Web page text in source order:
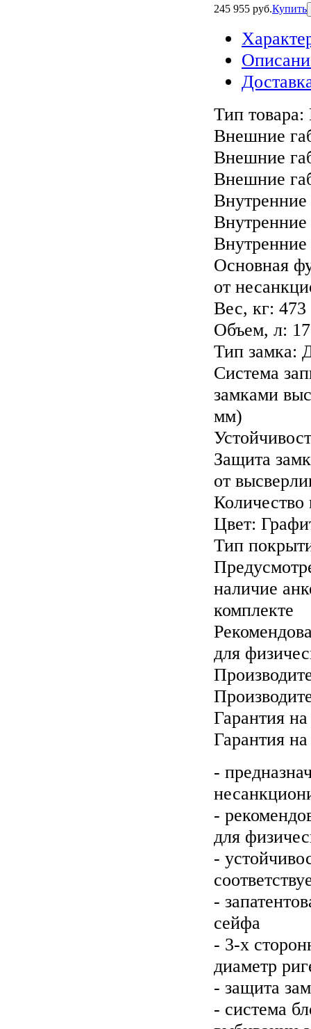
245 955 руб.Купить
Тип товара:
Внешние
Внешние
Внешние
Основная
от
Вес, кг: 473
Объем, л:
Тип замка:
Система
замками
мм)
Защита
от
Цвет:
Тип
наличие
комплекте
для
Гарантия
Гарантия
-
-
для
-
-
сейфа
- 3-х
диаметр
- защита
- система